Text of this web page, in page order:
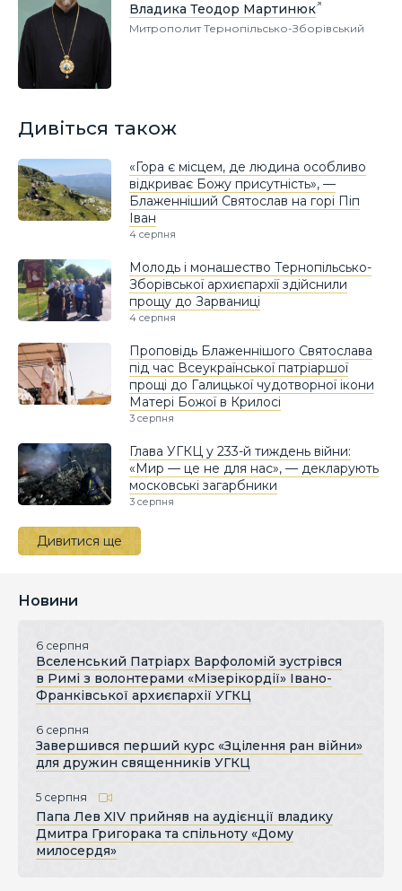
Владика Теодор Мартинюк
Митрополит Тернопільсько-Зборівський
Дивіться також
«Гора є місцем, де людина особливо
відкриває Божу присутність», —
Блаженніший Святослав на горі Піп
Іван
4 серпня
Молодь і монашество Тернопільсько-
Зборівської архиєпархії здійснили
прощу до Зарваниці
4 серпня
Проповідь Блаженнішого Святослава
під час Всеукраїнської патріаршої
прощі до Галицької чудотворної ікони
Матері Божої в Крилосі
3 серпня
Глава УГКЦ у 233-й тиждень війни:
«Мир — це не для нас», — декларують
московські загарбники
3 серпня
Дивитися ще
Новини
6 серпня
Вселенський Патріарх Варфоломій зустрівся
в Римі з волонтерами «Мізерікордії» Івано-
Франківської архиєпархії УГКЦ
6 серпня
Завершився перший курс «Зцілення ран війни»
для дружин священників УГКЦ
5 серпня
Папа Лев XIV прийняв на аудієнції владику
Дмитра Григорака та спільноту «Дому
милосердя»